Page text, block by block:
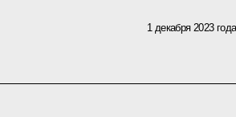
1 декабря 2023 года